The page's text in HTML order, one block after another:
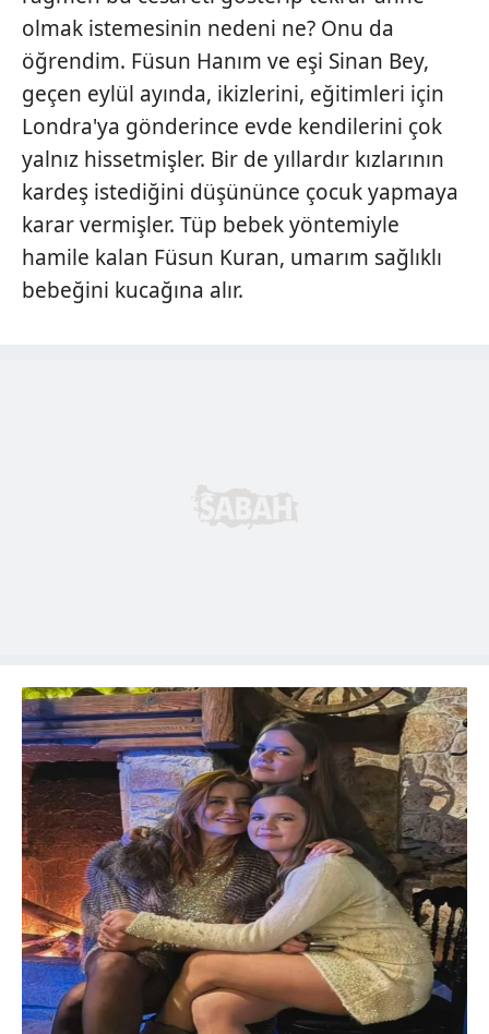
olmak istemesinin nedeni ne? Onu da
öğrendim. Füsun Hanım ve eşi Sinan Bey,
geçen eylül ayında, ikizlerini, eğitimleri için
Londra'ya gönderince evde kendilerini çok
yalnız hissetmişler. Bir de yıllardır kızlarının
kardeş istediğini düşününce çocuk yapmaya
karar vermişler. Tüp bebek yöntemiyle
hamile kalan Füsun Kuran, umarım sağlıklı
bebeğini kucağına alır.